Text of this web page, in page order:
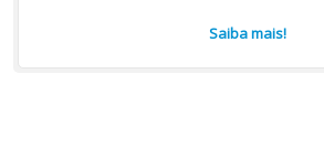
Saiba mais!